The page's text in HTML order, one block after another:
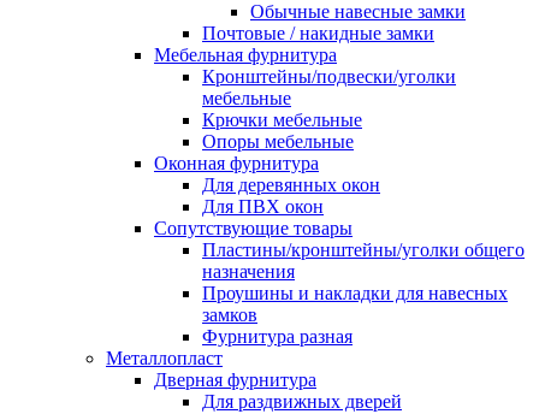
Обычные навесные замки
Почтовые / накидные замки
Мебельная фурнитура
Кронштейны/подвески/уголки
мебельные
Крючки мебельные
Опоры мебельные
Оконная фурнитура
Для деревянных окон
Для ПВХ окон
Сопутствующие товары
Пластины/кронштейны/уголки общего
назначения
Проушины и накладки для навесных
замков
Фурнитура разная
Металлопласт
Дверная фурнитура
Для раздвижных дверей